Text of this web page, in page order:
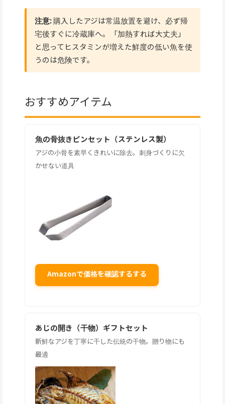
注意:購入したアジは常温放置を避け、必ず帰
宅後すぐに冷蔵庫へ。「加熱すれば大丈夫」
と思ってヒスタミンが増えた鮮度の低い魚を使
うのは危険です。
おすすめアイテム
魚の骨抜きピンセット（ステンレス製）
アジの小骨を素早くきれいに除去。刺身づくりに欠
かせない道具
Amazonで価格を確認するする
あじの開き（干物）ギフトセット
新鮮なアジを丁寧に干した伝統の干物。贈り物にも
最適